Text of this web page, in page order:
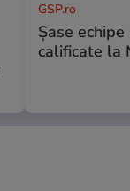
GSP.ro
Șase
calificate la